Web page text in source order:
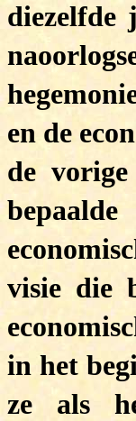
diezelfde
en de
de vorige
visie die
in het
ze als